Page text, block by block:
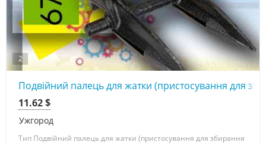
2
Подвійний палець для жатки (пристосування для
Ужгород
11.62 $
Тип Подвійний палець для жатки (пристосування для збирання